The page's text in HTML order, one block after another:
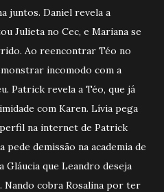
juntos. Daniel revela a
Julieta no Cec, e Mariana se
Ao reencontrar Téo no
incomodo com a
Patrick revela a Téo, que já
com Karen. Lívia pega
na internet de Patrick
demissão na academia de
Gláucia que Leandro deseja
Nando cobra Rosalina por ter